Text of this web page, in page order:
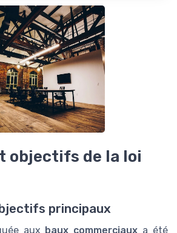
objectifs de la loi
principaux
aux baux commerciaux a été